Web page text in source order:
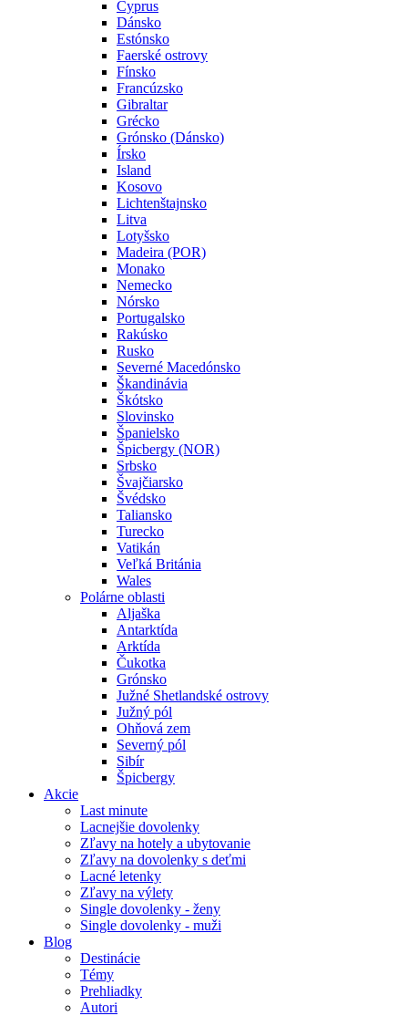
Cyprus
Dánsko
Estónsko
Faerské ostrovy
Fínsko
Francúzsko
Gibraltar
Grécko
Grónsko (Dánsko)
Írsko
Island
Kosovo
Lichtenštajnsko
Litva
Lotyšsko
Madeira (POR)
Monako
Nemecko
Nórsko
Portugalsko
Rakúsko
Rusko
Severné Macedónsko
Škandinávia
Škótsko
Slovinsko
Španielsko
Špicbergy (NOR)
Srbsko
Švajčiarsko
Švédsko
Taliansko
Turecko
Vatikán
Veľká Británia
Wales
Polárne oblasti
Aljaška
Antarktída
Arktída
Čukotka
Grónsko
Južné Shetlandské ostrovy
Južný pól
Ohňová zem
Severný pól
Sibír
Špicbergy
Akcie
Last minute
Lacnejšie dovolenky
Zľavy na hotely a ubytovanie
Zľavy na dovolenky s deťmi
Lacné letenky
Zľavy na výlety
Single dovolenky - ženy
Single dovolenky - muži
Blog
Destinácie
Témy
Prehliadky
Autori